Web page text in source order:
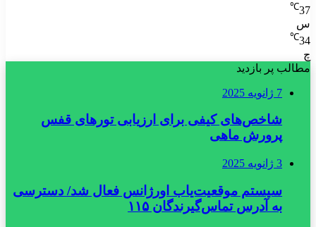
37
℃
س
34
℃
چ
مطالب پر بازدید
7 ژانویه 2025
شاخص‌های کیفی برای ارزیابی تورهای قفس
پرورش ماهی
3 ژانویه 2025
سیستم موقعیت‌یاب اورژانس فعال شد/ دسترسی
به آدرس تماس‌گیرندگان ۱۱۵